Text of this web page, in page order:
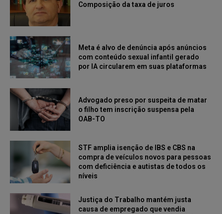
Composição da taxa de juros
Meta é alvo de denúncia após anúncios
com conteúdo sexual infantil gerado
por IA circularem em suas plataformas
Advogado preso por suspeita de matar
o filho tem inscrição suspensa pela
OAB-TO
STF amplia isenção de IBS e CBS na
compra de veículos novos para pessoas
com deficiência e autistas de todos os
níveis
Justiça do Trabalho mantém justa
causa de empregado que vendia